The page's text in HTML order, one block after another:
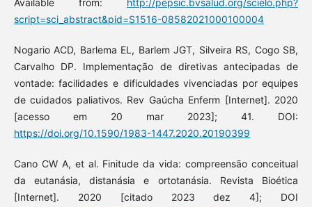
Available from:
http://pepsic.bvsalud.org/scielo.php?
script=sci_abstract&pid=S1516-08582021000100004
Nogario ACD, Barlema EL, Barlem JGT, Silveira RS, Cogo SB,
Carvalho DP. Implementação de diretivas antecipadas de
vontade: facilidades e dificuldades vivenciadas por equipes
de cuidados paliativos. Rev Gaúcha Enferm [Internet]. 2020
[acesso em 20 mar 2023]; 41. DOI:
https://doi.org/10.1590/1983-1447.2020.20190399
Cano CW A, et al. Finitude da vida: compreensão conceitual
da eutanásia, distanásia e ortotanásia. Revista Bioética
[Internet]. 2020 [citado 2023 dez 4]; DOI